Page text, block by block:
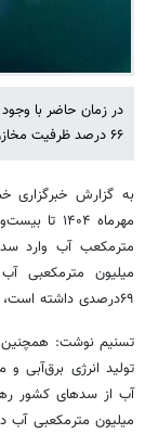
۶۶ درصد ظرفیت مخازن سدها پُر شده است.
میلیون مترمکعبی
۶۹درصدی داشته است،
تسنیم نوشت: همچنین